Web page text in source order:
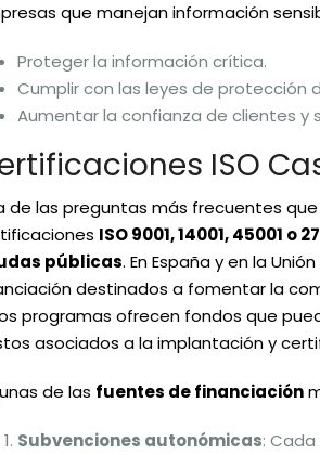
que manejan información
Proteger la información crítica.
Cumplir con las leyes de protección
Aumentar la confianza de clientes y
ISO
de las preguntas más frecuentes
ISO 9001, 14001, 45001 o
públicas. En España y en la
destinados a fomentar la
programas ofrecen fondos que
asociados a la implantación y
de las fuentes de financiación
Subvenciones autonómicas: